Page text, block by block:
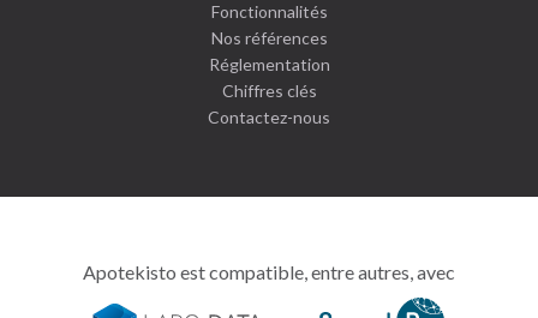
Fonctionnalités
Nos références
Réglementation
Chiffres clés
Contactez-nous
Apotekisto est compatible, entre autres, avec